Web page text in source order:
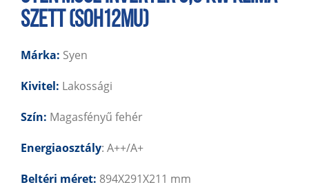
SZETT (SOH12MU)
Márka: Syen
Kivitel: Lakossági
Szín: Magasfényű fehér
Energiaosztály: A++/A+
Beltéri méret: 894X291X211 mm